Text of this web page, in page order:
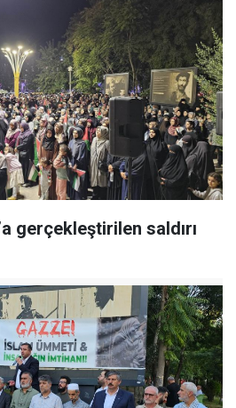
gerçekleştirilen saldırı